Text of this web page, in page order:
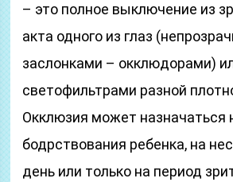
– это полное выключение из
акта одного из глаз
заслонками – окклюдорами)
светофильтрами разной
Окклюзия может назначаться
бодрствования ребенка, на
день или только на период